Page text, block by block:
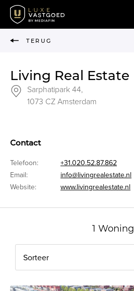
TERUG
Living Real Estate
Sarphatipark 44,
1073 CZ Amsterdam
Contact
Telefoon:
+31.020.52.87.862
Email:
info@livingrealestate.nl
Website:
www.livingrealestate.nl
1 Woning
Sorteer